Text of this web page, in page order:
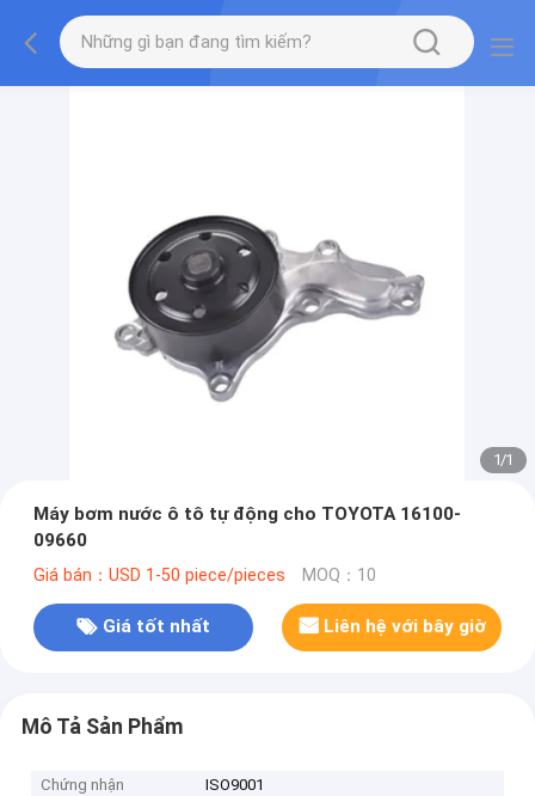
1/1
Máy bơm nước ô tô tự động cho TOYOTA 16100-
09660
Giá bán：USD 1-50 piece/pieces MOQ：10
Giá tốt nhất Liên hệ với bây giờ
Mô Tả Sản Phẩm
Chứng nhận
ISO9001